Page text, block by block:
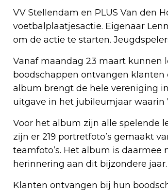
VV Stellendam en PLUS Van den
voetbalplaatjesactie. Eigenaar
om de actie te starten.
Vanaf maandag 23 maart kunnen
boodschappen ontvangen klanten
album brengt de hele vereniging
uitgave in het jubileumjaar waarin
Voor het album zijn alle spelende
zijn er 219 portretfoto’s gemaakt
teamfoto’s. Het album is
herinnering aan dit bijzondere jaar.
Klanten ontvangen bij hun